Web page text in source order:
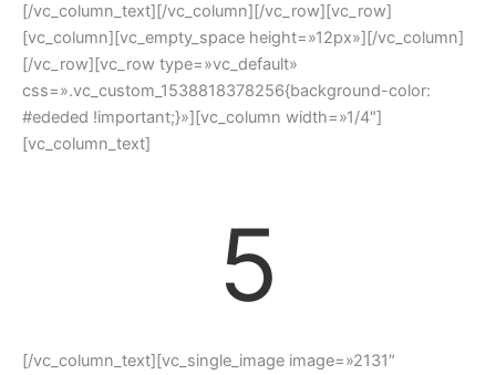
[/vc_column_text][/vc_column][/vc_row][vc_row]
[vc_column][vc_empty_space height=»12px»][/vc_column]
[/vc_row][vc_row type=»vc_default»
css=».vc_custom_1538818378256{background-color:
#ededed !important;}»][vc_column width=»1/4″]
[vc_column_text]
5
[/vc_column_text][vc_single_image image=»2131″